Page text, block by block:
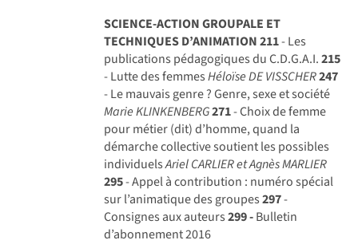
SCIENCE-ACTION GROUPALE ET
TECHNIQUES D’ANIMATION211- Les
publications pédagogiques du C.D.G.A.I.215
- Lutte des femmesHéloïse DE VISSCHER247
- Le mauvais genre ? Genre, sexe et société
Marie KLINKENBERG271- Choix de femme
pour métier (dit) d’homme, quand la
démarche collective soutient les possibles
individuelsAriel CARLIER et Agnès MARLIER
295- Appel à contribution : numéro spécial
sur l’animatique des groupes297-
Consignes aux auteurs299 -Bulletin
d’abonnement 2016